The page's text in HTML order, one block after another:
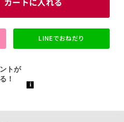
LINEでおねだり